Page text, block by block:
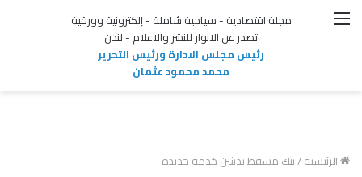
مجلة اقتصادية - سياحية شاملة - إلكترونية وورقية
تصدر عن الانوار للنشر والاعلام - لندن
رئيس مجلس الادارة ورئيس التحرير
محمد محمود عثمان
القائمة
الرئيسية/بنك مسقط يدشن خدمة جديدة